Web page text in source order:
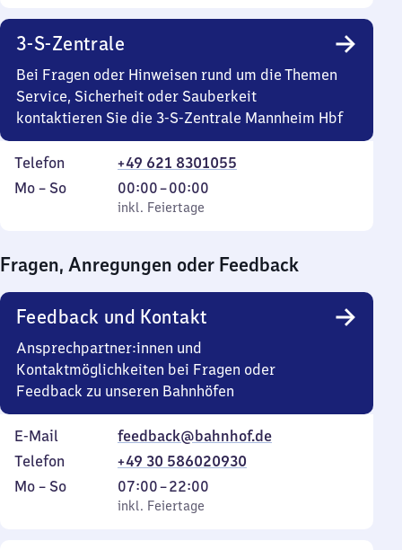
3-S-Zentrale
Bei Fragen oder Hinweisen rund um die Themen
Service, Sicherheit oder Sauberkeit
kontaktieren Sie die 3-S-Zentrale Mannheim Hbf
Telefon
+49 621 8301055
Montag
Mo – So,
inkl. Feiertage
00:00–00:00
Von
0
0
Uhr
inkl. Feiertage
Fragen, Anregungen oder Feedback
Feedback und Kontakt
Ansprechpartner:innen und
Kontaktmöglichkeiten bei Fragen oder
Feedback zu unseren Bahnhöfen
E-Mail
feedback@bahnhof.de
Telefon
+49 30 586020930
Montag
Mo – So,
inkl. Feiertage
07:00–22:00
Von
7
inkl. Feiertage